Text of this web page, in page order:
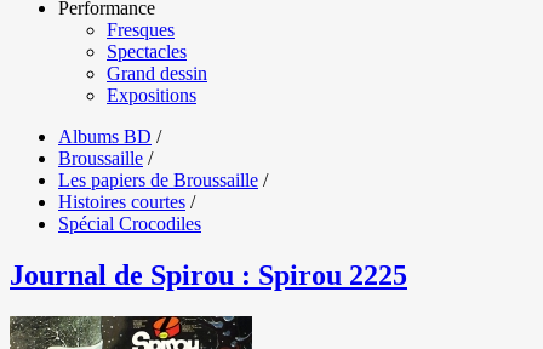
Performance
Fresques
Spectacles
Grand dessin
Expositions
Albums BD /
Broussaille /
Les papiers de Broussaille /
Histoires courtes /
Spécial Crocodiles
Journal de Spirou : Spirou 2225